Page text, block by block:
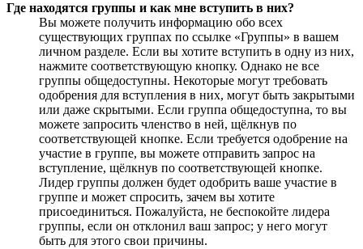
Где находятся группы и как мне вступить в них?
Вы можете получить информацию обо всех
существующих группах по ссылке «Группы» в вашем
личном разделе. Если вы хотите вступить в одну из них,
нажмите соответствующую кнопку. Однако не все
группы общедоступны. Некоторые могут требовать
одобрения для вступления в них, могут быть закрытыми
или даже скрытыми. Если группа общедоступна, то вы
можете запросить членство в ней, щёлкнув по
соответствующей кнопке. Если требуется одобрение на
участие в группе, вы можете отправить запрос на
вступление, щёлкнув по соответствующей кнопке.
Лидер группы должен будет одобрить ваше участие в
группе и может спросить, зачем вы хотите
присоединиться. Пожалуйста, не беспокойте лидера
группы, если он отклонил ваш запрос; у него могут
быть для этого свои причины.